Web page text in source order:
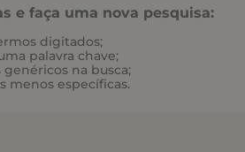
e faça uma nova pesquisa:
digitados;
palavra chave;
na busca;
menos específicas.